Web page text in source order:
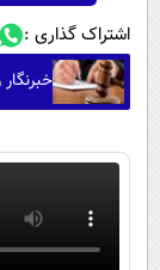
اشتراک گذاری :